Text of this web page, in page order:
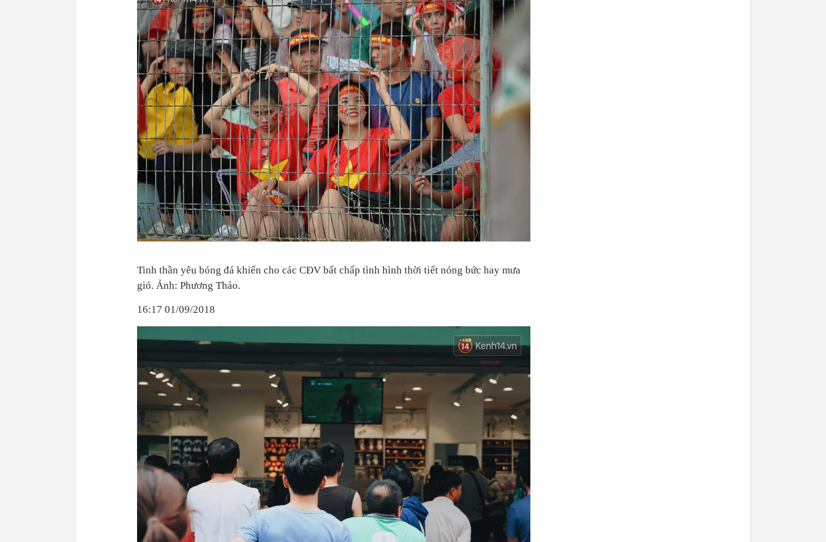
Tinh thần yêu bóng đá khiến cho các CĐV bất chấp tình hình thời tiết nóng bức hay mưa
gió. Ảnh: Phương Thảo.
16:17 01/09/2018